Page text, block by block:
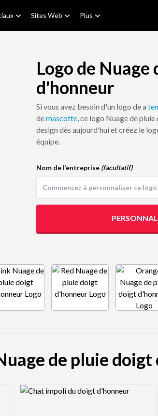
Sites Web Plus
Logo de
d'honneur
Si vous avez besoin d'un logo de a
demascotte, ce logo Nuage de
design dès aujourd'hui et créez le
équipe.
Nom de l’entreprise (facultatif)
de pluie
Logo Preview Image